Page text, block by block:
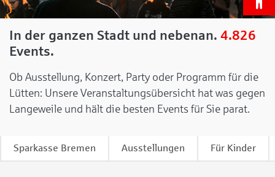
In der ganzen Stadt und nebenan. 4.826
Events.
Ob Ausstellung, Konzert, Party oder Programm für die
Lütten: Unsere Veranstaltungsübersicht hat was gegen
Langeweile und hält die besten Events für Sie parat.
Sparkasse Bremen Ausstellungen Für Kinder